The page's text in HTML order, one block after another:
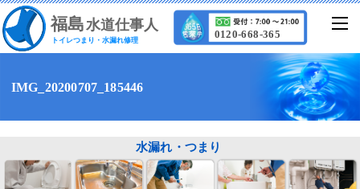
福島水道仕事人
トイレつまり・水漏れ修理
0120-668-365
IMG_20200707_185446
水漏れ・つまり